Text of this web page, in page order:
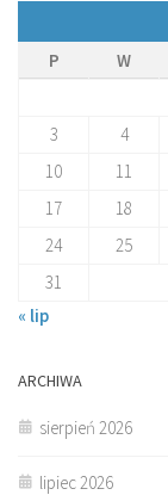
P
W
3
4
10
11
17
18
24
25
31
« lip
ARCHIWA
sierpień 2026
lipiec 2026